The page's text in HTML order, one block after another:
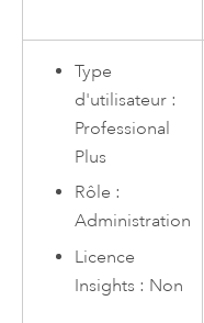
Type
d'utilisateur :
Professional
Plus
Rôle :
Administration
Licence
Insights : Non